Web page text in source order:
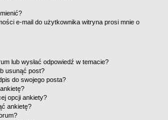
e-mail do użytkownika witryna prosi mnie o
lub wysłać odpowiedź w temacie?
usunąć post?
do swojego posta?
opcji ankiety?
ankietę?